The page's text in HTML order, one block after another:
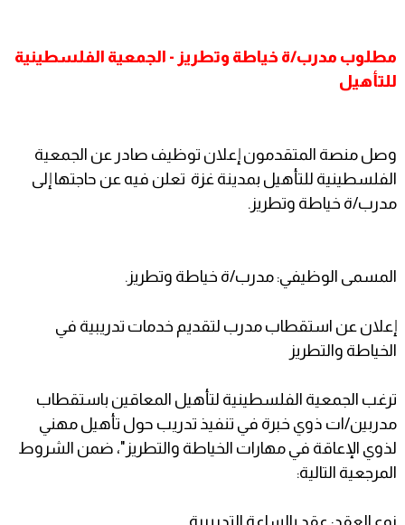
مطلوب مدرب/ة خياطة وتطريز - الجمعية الفلسطينية
للتأهيل
وصل منصة المتقدمون إعلان توظيف صادر عن الجمعية
الفلسطينية للتأهيل بمدينة غزة تعلن فيه عن حاجتها إلى
مدرب/ة خياطة وتطريز.
المسمى الوظيفي: مدرب/ة خياطة وتطريز.
إعلان عن استقطاب مدرب لتقديم خدمات تدريبية في
الخياطة والتطريز
ترغب الجمعية الفلسطينية لتأهيل المعاقين باستقطاب
مدربين/ات ذوي خبرة في تنفيذ تدريب حول تأهيل مهني
لذوي الإعاقة في مهارات الخياطة والتطريز"، ضمن الشروط
المرجعية التالية:
نوع العقد: عقد بالساعة التدريبية.